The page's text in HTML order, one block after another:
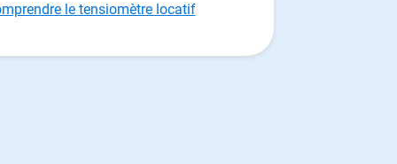
le tensiomètre locatif